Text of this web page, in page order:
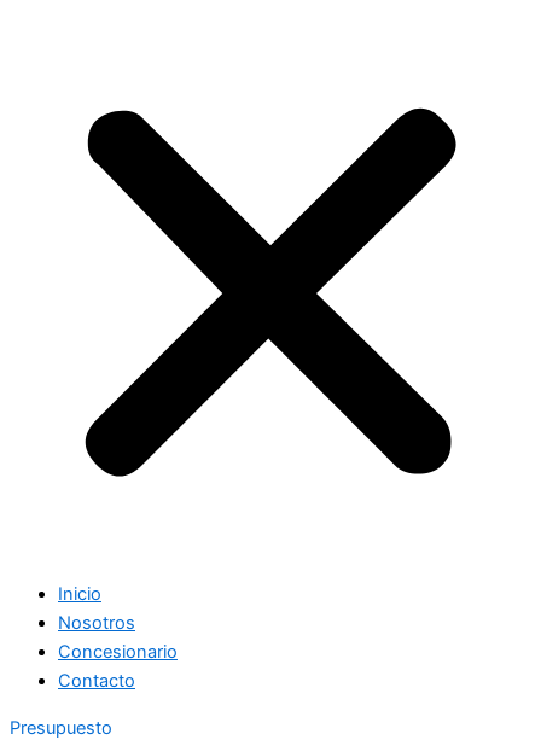
Inicio
Nosotros
Concesionario
Contacto
Presupuesto